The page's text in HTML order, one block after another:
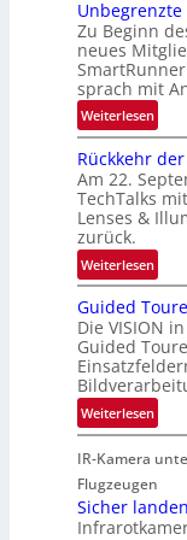
a
u
m
f
a
h
r
t
t
e
c
h
i
k
t
n
e
r
s
c
h
a
f
t
i
s
c
h
e
n
4
K
-
M
e
m
Zu Beginn
neues
sprach mit
Weiterlesen:
U
n
b
e
g
r
e
z
t
e
M
ö
g
l
i
c
h
Rückkehr
Am 22.
TechTalks
Lenses &
zurück.
Weiterlesen:
R
ü
c
k
k
e
h
d
e
r
Guided
Die VISION
Guided
Weiterlesen:
G
u
i
d
e
IR-Kamera
Flugzeugen
Sicher landen